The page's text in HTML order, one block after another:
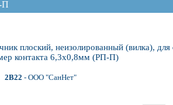
П
плоский, неизолированный (вилка), для
контакта 6,3х0,8мм (РП-П)
2B22 - ООО "СанНет"